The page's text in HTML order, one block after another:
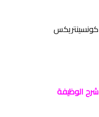
كونسينتريكس
شرح الوظيفة